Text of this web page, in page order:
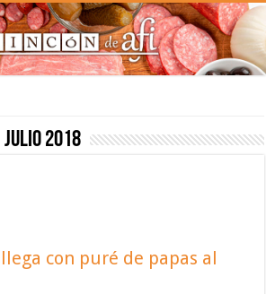
julio 2018
con puré de papas al